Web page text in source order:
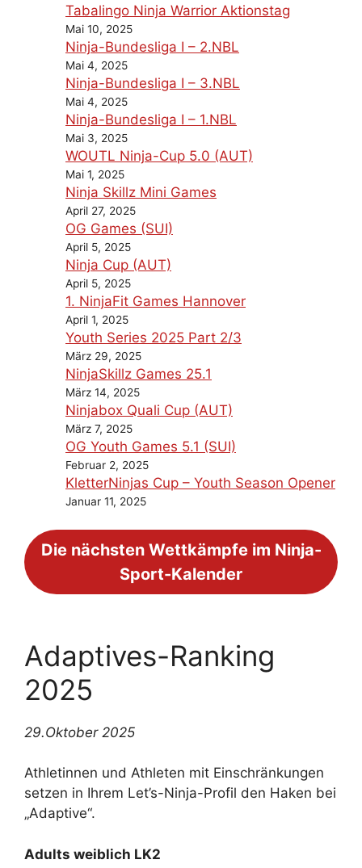
Tabalingo Ninja Warrior Aktionstag
Mai 10, 2025
Ninja-Bundesliga I – 2.NBL
Mai 4, 2025
Ninja-Bundesliga I – 3.NBL
Mai 4, 2025
Ninja-Bundesliga I – 1.NBL
Mai 3, 2025
WOUTL Ninja-Cup 5.0 (AUT)
Mai 1, 2025
Ninja Skillz Mini Games
April 27, 2025
OG Games (SUI)
April 5, 2025
Ninja Cup (AUT)
April 5, 2025
1. NinjaFit Games Hannover
April 1, 2025
Youth Series 2025 Part 2/3
März 29, 2025
NinjaSkillz Games 25.1
März 14, 2025
Ninjabox Quali Cup (AUT)
März 7, 2025
OG Youth Games 5.1 (SUI)
Februar 2, 2025
KletterNinjas Cup – Youth Season Opener
Januar 11, 2025
Die nächsten Wettkämpfe im Ninja-
Sport-Kalender
Adaptives-Ranking
2025
29.Oktober 2025
Athletinnen und Athleten mit Einschränkungen
setzen in Ihrem Let’s-Ninja-Profil den Haken bei
„Adaptive“.
Adults weiblich LK2